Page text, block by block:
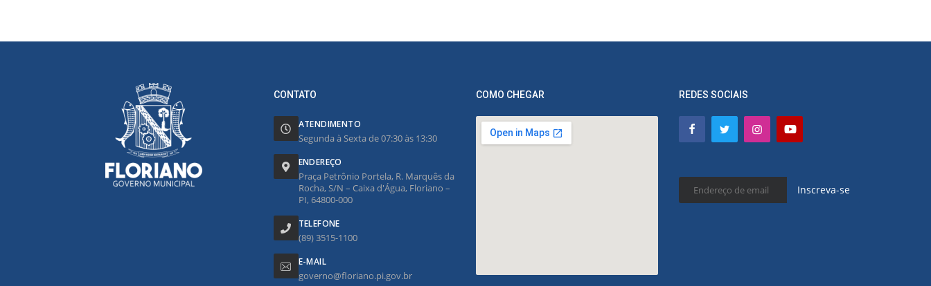
CONTATO
ATENDIMENTO
Segunda à Sexta de 07:30 às 13:30
ENDEREÇO
Praça Petrônio Portela, R. Marquês da
Rocha, S/N – Caixa d'Água, Floriano –
PI, 64800-000
TELEFONE
(89) 3515-1100
E-MAIL
governo@floriano.pi.gov.br
COMO CHEGAR REDES SOCIAIS
Inscreva-se